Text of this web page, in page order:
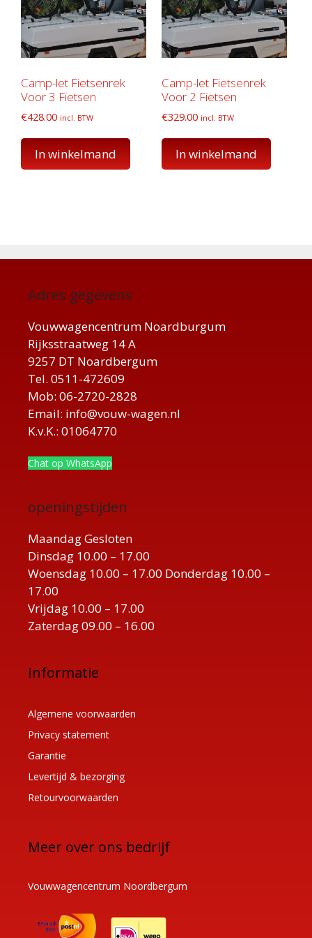
Camp-let Fietsenrek
Voor 3 Fietsen
€428.00 incl. BTW
In winkelmand
Camp-let Fietsenrek
Voor 2 Fietsen
€329.00 incl. BTW
In winkelmand
Adres gegevens
Vouwwagencentrum Noardburgum
Rijksstraatweg 14 A
9257 DT Noardbergum
Tel. 0511-472609
Mob: 06-2720-2828
Email: info@vouw-wagen.nl
K.v.K.: 01064770
Chat op WhatsApp
openingstijden
Maandag Gesloten
Dinsdag 10.00 – 17.00
Woensdag 10.00 – 17.00 Donderdag 10.00 –
17.00
Vrijdag 10.00 – 17.00
Zaterdag 09.00 – 16.00
Informatie
Algemene voorwaarden
Privacy statement
Garantie
Levertijd & bezorging
Retourvoorwaarden
Meer over ons bedrijf
Vouwwagencentrum Noordbergum